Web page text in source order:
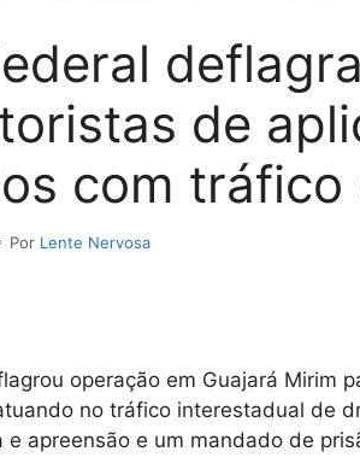
de
com tráfico
Por Lente Nervosa
operação em Guajará Mirim
no tráfico interestadual de
apreensão e um mandado de